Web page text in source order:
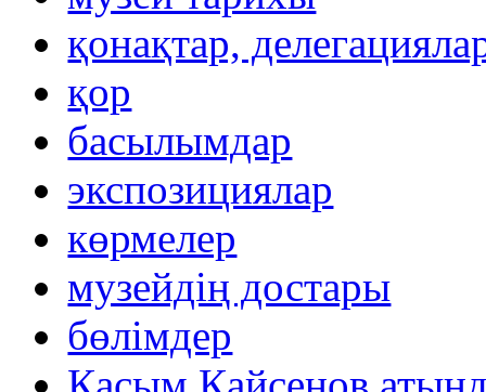
қонақтар,
қор
басылымдар
экспозициялар
көрмелер
музейдің достары
бөлімдер